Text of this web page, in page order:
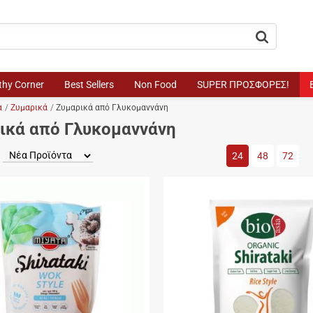
button.search
Corner Best Sellers Non Food SUPER ΠΡΟΣΦΟΡΕΣ!
Ζυμαρικά Ζυμαρικά από Γλυκομαννάνη
από Γλυκομαννάνη
Προϊόντα / σελίδα
24 48 72